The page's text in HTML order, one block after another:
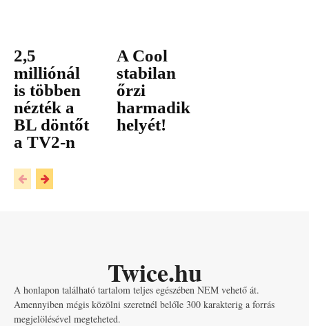
2,5
milliónál
is többen
nézték a
BL döntőt
a TV2-n
A Cool
stabilan
őrzi
harmadik
helyét!
Twice.hu
A honlapon található tartalom teljes egészében NEM vehető át.
Amennyiben mégis közölni szeretnél belőle 300 karakterig a forrás
megjelölésével megteheted.